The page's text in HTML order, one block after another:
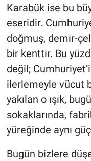
Karabük ise bu
eseridir.
doğmuş, demir-
bir kenttir. Bu
değil;
ilerlemeyle vücut
yakılan o ışık,
sokaklarında,
yüreğinde aynı
Bugün bizlere